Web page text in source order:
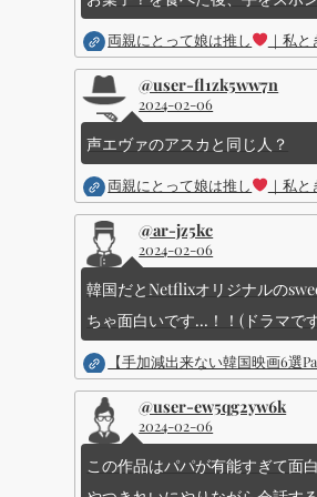
両親にとって娘は推し ｜私
@user-fl1zk5ww7n
2024-02-06
声エヴァのアスカと同じ人？
両親にとって娘は推し ｜私
@ar-jz5kc
2024-02-06
韓国だとNetflixオリジナルの
ちゃ面白いです...！！(ドラマで
【手加減出来ない韓国映画6選
@user-ew5qg2yw6k
2024-02-06
この作品はパパが有能すぎて面